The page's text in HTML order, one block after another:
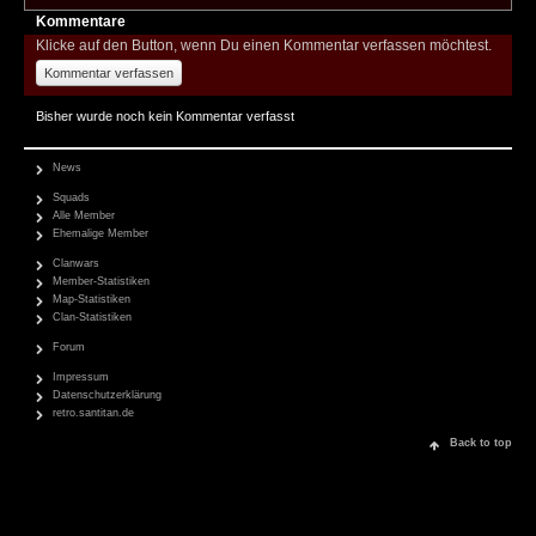
Kommentare
Klicke auf den Button, wenn Du einen Kommentar verfassen möchtest.
Kommentar verfassen
Bisher wurde noch kein Kommentar verfasst
News
Squads
Alle Member
Ehemalige Member
Clanwars
Member-Statistiken
Map-Statistiken
Clan-Statistiken
Forum
Impressum
Datenschutzerklärung
retro.santitan.de
Back to top